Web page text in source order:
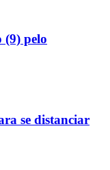
(9) pelo
se distanciar